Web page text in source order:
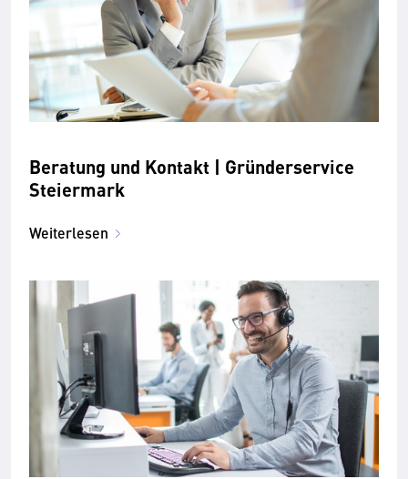
Beratung und Kontakt | Gründerservice
Steiermark
Weiterlesen